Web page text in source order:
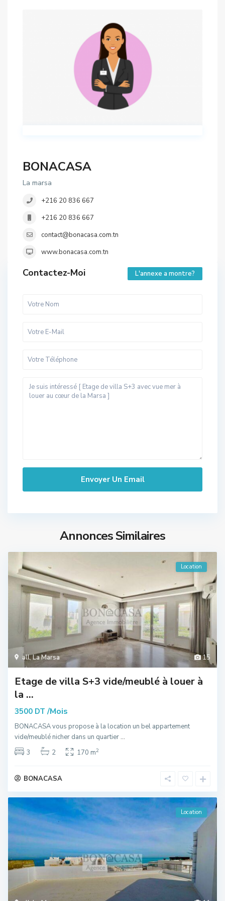
BONACASA
La marsa
+216 20 836 667
+216 20 836 667
contact@bonacasa.com.tn
www.bonacasa.com.tn
Contactez-Moi L'annexe a montre?
Annonces Similaires
15
all,La Marsa
Location
Etage de villa S+3 vide/meublé à louer à
la ...
3500 DT /Mois
BONACASA vous propose à la location un bel appartement
vide/meublé nicher dans un quartier...
3
2 170 m2
BONACASA
Location